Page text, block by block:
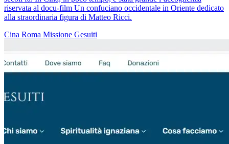
riservata al docu-film Un confuciano occidentale in Oriente dedicato
alla straordinaria figura di Matteo Ricci.
Cina Roma Missione Gesuiti